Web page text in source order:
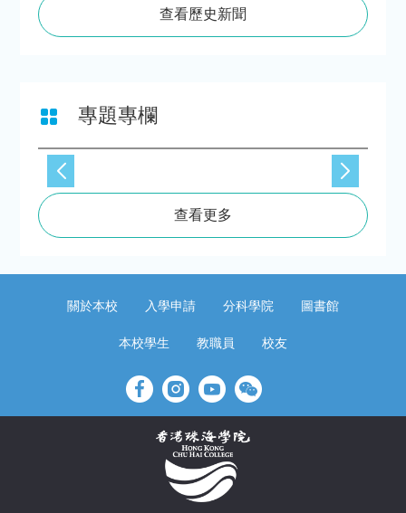
查看歷史新聞
專題專欄
查看更多
關於本校 入學申請 分科學院 圖書館
本校學生 教職員 校友